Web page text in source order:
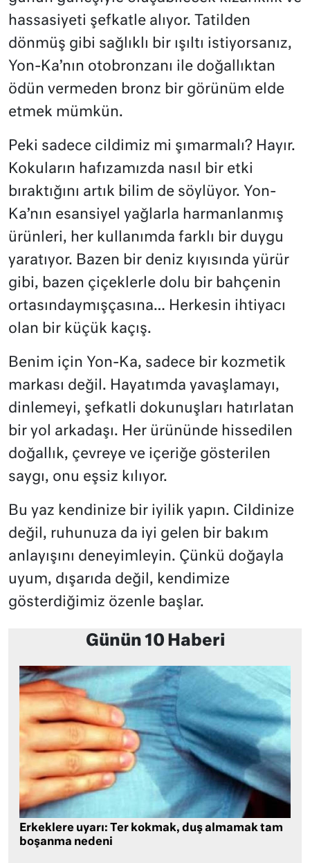
hassasiyeti şefkatle alıyor. Tatilden
dönmüş gibi sağlıklı bir ışıltı istiyorsanız,
Yon-Ka’nın otobronzanı ile doğallıktan
ödün vermeden bronz bir görünüm elde
etmek mümkün.
Peki sadece cildimiz mi şımarmalı? Hayır.
Kokuların hafızamızda nasıl bir etki
bıraktığını artık bilim de söylüyor. Yon-
Ka’nın esansiyel yağlarla harmanlanmış
ürünleri, her kullanımda farklı bir duygu
yaratıyor. Bazen bir deniz kıyısında yürür
gibi, bazen çiçeklerle dolu bir bahçenin
ortasındaymışçasına… Herkesin ihtiyacı
olan bir küçük kaçış.
Benim için Yon-Ka, sadece bir kozmetik
markası değil. Hayatımda yavaşlamayı,
dinlemeyi, şefkatli dokunuşları hatırlatan
bir yol arkadaşı. Her ürününde hissedilen
doğallık, çevreye ve içeriğe gösterilen
saygı, onu eşsiz kılıyor.
Bu yaz kendinize bir iyilik yapın. Cildinize
değil, ruhunuza da iyi gelen bir bakım
anlayışını deneyimleyin. Çünkü doğayla
uyum, dışarıda değil, kendimize
gösterdiğimiz özenle başlar.
Günün 10 Haberi
Erkeklere uyarı: Ter kokmak, duş almamak tam
boşanma nedeni